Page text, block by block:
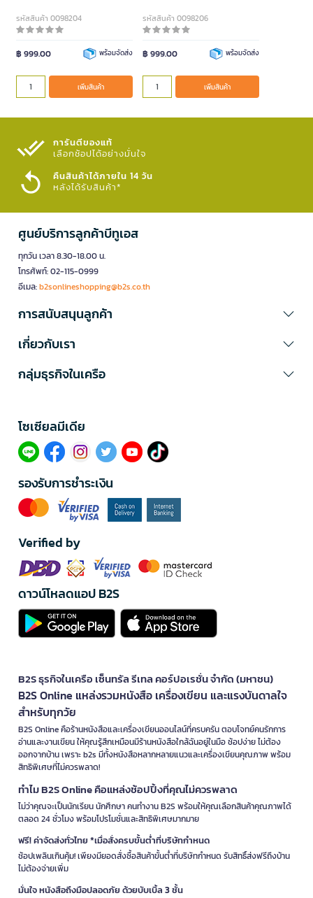
รหัสสินค้า 0098204
฿ 999.00 พร้อมจัดส่ง
เพิ่มสินค้า
รหัสสินค้า 0098206
฿ 999.00 พร้อมจัดส่ง
เพิ่มสินค้า
การันตีของแท้
เลือกช้อปได้อย่างมั่นใจ​
คืนสินค้าได้ภายใน 14 วัน
หลังได้รับสินค้า*
ศูนย์บริการลูกค้าบีทูเอส
ทุกวัน เวลา 8.30-18.00 น.
โทรศัพท์: 02-115-0999
อีเมล:b2sonlineshopping@b2s.co.th
การสนับสนุนลูกค้า
เกี่ยวกับเรา
กลุ่มธุรกิจในเครือ
โซเซียลมีเดีย​
รองรับการชำระเงิน
Verified by
ดาวน์โหลดแอป B2S
B2S ธุรกิจในเครือ เซ็นทรัล รีเทล คอร์ปอเรชั่น จำกัด (มหาชน)
B2S Online แหล่งรวมหนังสือ เครื่องเขียน และแรงบันดาลใจ
สำหรับทุกวัย
B2S Online คือร้านหนังสือและเครื่องเขียนออนไลน์ที่ครบครัน ตอบโจทย์คนรักการ
อ่านและงานเขียน ให้คุณรู้สึกเหมือนมีร้านหนังสือใกล้ฉันอยู่ในมือ ช้อปง่าย ไม่ต้อง
ออกจากบ้าน เพราะ b2s มีทั้งหนังสือหลากหลายแนวและเครื่องเขียนคุณภาพ พร้อม
สิทธิพิเศษที่ไม่ควรพลาด!
ทำไม B2S Online คือแหล่งช้อปปิ้งที่คุณไม่ควรพลาด
ไม่ว่าคุณจะเป็นนักเรียน นักศึกษา คนทำงาน B2S พร้อมให้คุณเลือกสินค้าคุณภาพได้
ตลอด 24 ชั่วโมง พร้อมโปรโมชั่นและสิทธิพิเศษมากมาย
ฟรี! ค่าจัดส่งทั่วไทย *เมื่อสั่งครบขั้นต่ำที่บริษัทกำหนด
ช้อปเพลินเกินคุ้ม! เพียงมียอดสั่งซื้อสินค้าขั้นต่ำที่บริษัทกำหนด รับสิทธิ์ส่งฟรีถึงบ้าน
ไม่ต้องจ่ายเพิ่ม
มั่นใจ หนังสือถึงมือปลอดภัย ด้วยบับเบิ้ล 3 ชั้น